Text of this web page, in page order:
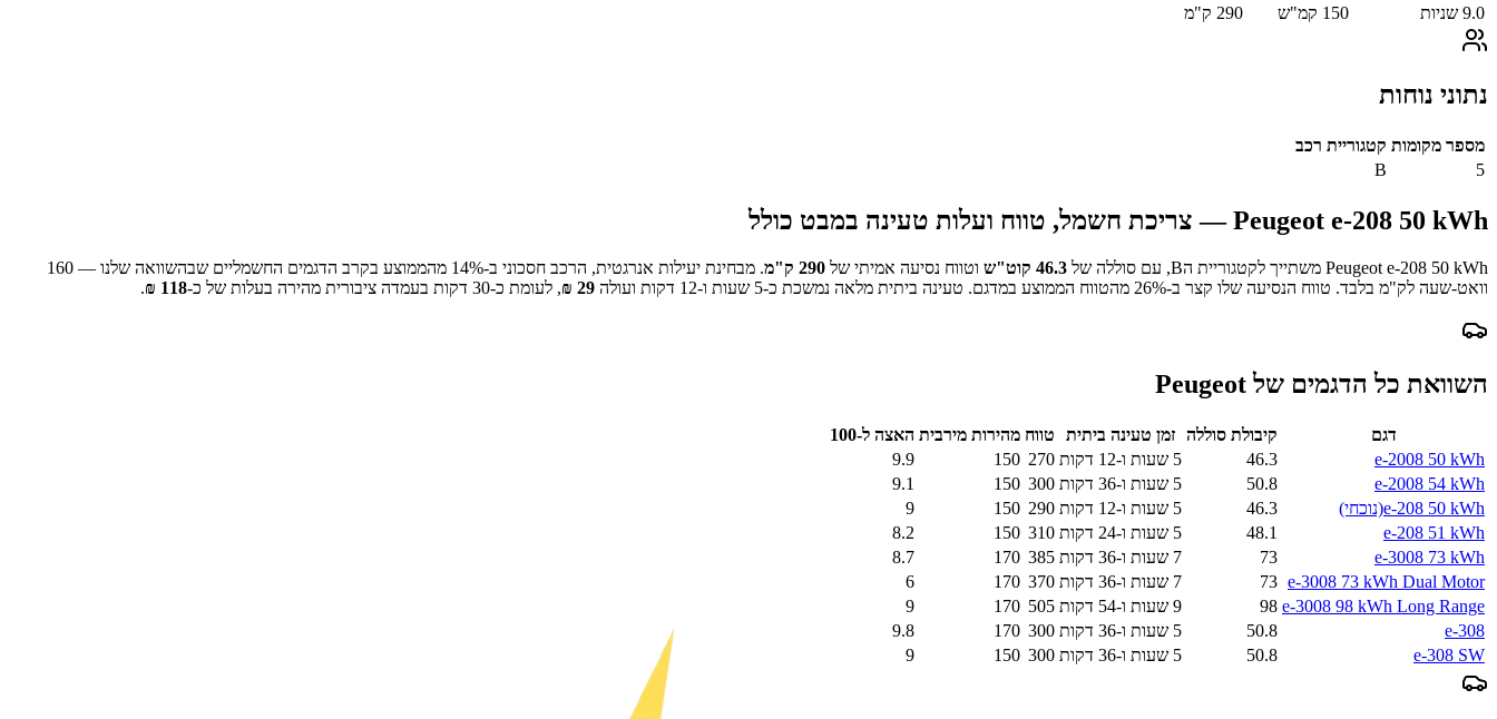
9.0 שניות 150 קמ"ש 290 ק"מ
נתוני נוחות
מספר מקומות קטגוריית רכב
5
B
Peugeot e-208 50 kWh— צריכת חשמל, טווח ועלות טעינה במבט כולל
Peugeot e-208 50 kWh משתייך לקטגוריית הB, עם סוללה של 46.3 קוט"ש וטווח נסיעה אמיתי של 290 ק"מ. מבחינת יעילות אנרגטית, הרכב חסכוני ב- 14% מהממוצע בקרב הדגמים החשמליים שבהשוואה שלנו —
160
וואט-שעה לק"מ בלבד. טווח הנסיעה שלו קצר ב- 26% מהטווח הממוצע במדגם. טעינה ביתית מלאה נמשכת כ-5 שעות ו-12 דקות ועולה 29
₪, לעומת כ-30 דקות בעמדה ציבורית מהירה בעלות של כ-118
₪
.
השוואת כל הדגמים שלPeugeot
דגם קיבולת סוללה זמן טעינה ביתית טווח מהירות מירבית האצה ל-100
e-2008 50 kWh
46.3 5 שעות ו-12 דקות 270
150
9.9
e-2008 54 kWh
50.8 5 שעות ו-36 דקות 300
150
9.1
e-208 50 kWh(נוכחי) 46.3 5 שעות ו-12 דקות 290
150
9
e-208 51 kWh
48.1 5 שעות ו-24 דקות 310
150
8.2
e-3008 73 kWh
73 7 שעות ו-36 דקות 385
170
8.7
e-3008 73 kWh Dual Motor
73 7 שעות ו-36 דקות 370
170
6
e-3008 98 kWh Long Range
98 9 שעות ו-54 דקות 505
170
9
e-308
50.8 5 שעות ו-36 דקות 300
170
9.8
e-308 SW
50.8 5 שעות ו-36 דקות 300
150
9